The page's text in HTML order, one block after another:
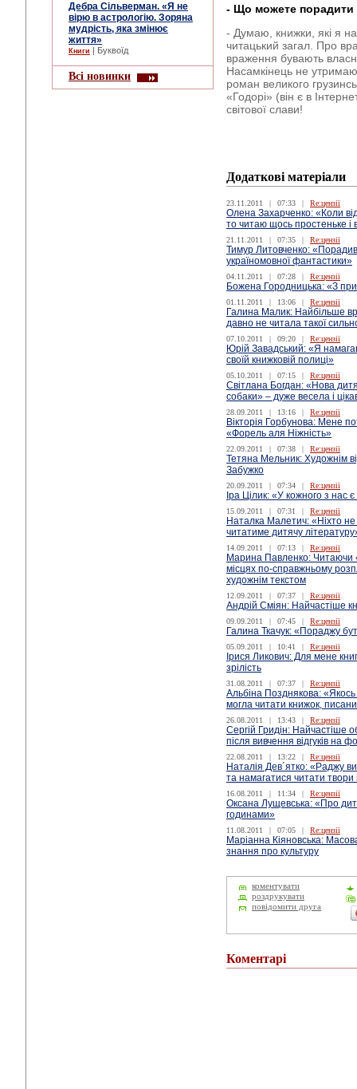
Дебра Сільверман. «Я не
вірю в астрологію. Зоряна
мудрість, яка змінює
життя»
Книги | Буквоїд
Всі новинки
- Що можете порадити
- Думаю, книжки, які я
читацький загал. Про
враження бувають
Насамкінець не
роман великого
«Годорі» (він є в
світової слави!
Додаткові матеріали
23.11.2011 | 07:33 | Re:цензії
Олена Захарченко: «Коли
то читаю щось простеньке і
21.11.2011 | 07:35 | Re:цензії
Тимур Литовченко:
україномовної фантастики»
04.11.2011 | 07:28 | Re:цензії
Божена Городницька: «З
01.11.2011 | 13:06 | Re:цензії
Галина Малик: Найбільше
давно не читала такої
07.10.2011 | 09:20 | Re:цензії
Юрій Завадський: «Я
своїй книжковій полиці»
05.10.2011 | 07:15 | Re:цензії
Світлана Богдан: «Нова
собаки» – дуже весела і
28.09.2011 | 13:16 | Re:цензії
Вікторія Горбунова: Мене
«Форель аля Ніжність»
22.09.2011 | 07:38 | Re:цензії
Тетяна Мельник: Художнім
Забужко
20.09.2011 | 07:34 | Re:цензії
Іра Цілик: «У кожного з нас
15.09.2011 | 07:31 | Re:цензії
Наталка Малетич: «Ніхто
читатиме дитячу
14.09.2011 | 07:13 | Re:цензії
Марина Павленко: Читаючи
місцях по-справжньому
художнім текстом
12.09.2011 | 07:37 | Re:цензії
Андрій Сміян: Найчастіше
09.09.2011 | 07:45 | Re:цензії
Галина Ткачук: «Пораджу
05.09.2011 | 10:41 | Re:цензії
Ірися Ликович: Для мене
зрілість
31.08.2011 | 07:37 | Re:цензії
Альбіна Позднякова:
могла читати книжок,
26.08.2011 | 13:43 | Re:цензії
Сергій Гридін: Найчастіше
після вивчення відгуків на
22.08.2011 | 13:22 | Re:цензії
Наталія Дев´ятко: «Раджу
та намагатися читати
16.08.2011 | 11:34 | Re:цензії
Оксана Лущевська: «Про
годинами»
11.08.2011 | 07:05 | Re:цензії
Маріанна Кіяновська:
знання про культуру
коментувати
роздрукувати
повідомити друга
Коментарі